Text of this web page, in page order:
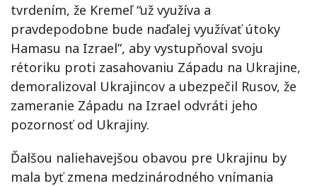
tvrdením, že Kremeľ “už využíva a
pravdepodobne bude naďalej využívať útoky
Hamasu na Izrael”, aby vystupňoval svoju
rétoriku proti zasahovaniu Západu na Ukrajine,
demoralizoval Ukrajincov a ubezpečil Rusov, že
zameranie Západu na Izrael odvráti jeho
pozornosť od Ukrajiny.
Ďalšou naliehavejšou obavou pre Ukrajinu by
mala byť zmena medzinárodného vnímania